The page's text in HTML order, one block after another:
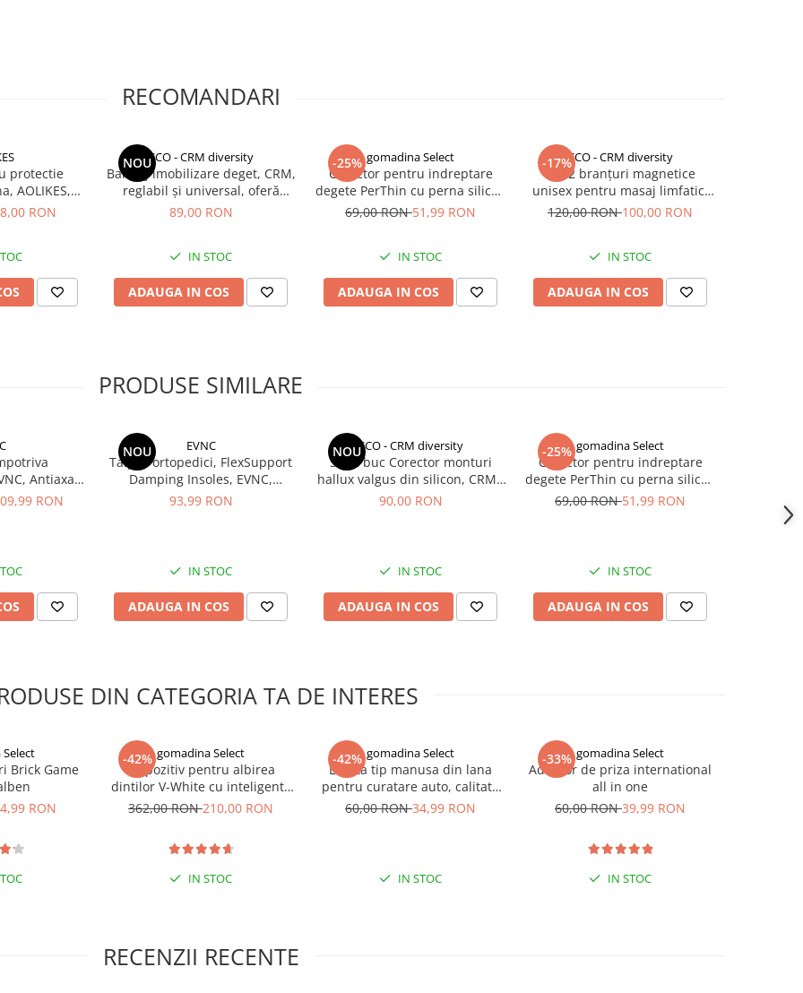
pentru a oferi suport și confort
circulației
dimensiuni datorită
și confortabil, care asigură o
de căldură ușoară,
RECOMANDARI
protectie
AOLIKES,
sportive,
RON
NOUCCO - CRM diversity
Bandaj imobilizare deget, CRM,
reglabil și universal, oferă
protecție și suport, albastru
89,00 RON
IN STOC
ADAUGA IN COS
-25% gomadina Select
Corector pentru indreptare
degete PerThin cu perna silicon
si bandaj elastic
69,00 RON51,99 RON
IN STOC
ADAUGA IN COS
-17%CCO - CRM diversity
Set 2 branțuri magnetice
unisex pentru masaj limfatic,
CRM, mărimi 35/40, confort și
120,00 RON100,00 RON
IN STOC
ADAUGA IN COS
PRODUSE SIMILARE
Antiaxa
eficient
RON
NOU EVNC
Talpici ortopedici, FlexSupport
Damping Insoles, EVNC,
absorbție de soc si ventilație,
93,99 RON
IN STOC
ADAUGA IN COS
NOUCCO - CRM diversity
Set 2 buc Corector monturi
hallux valgus din silicon, CRM,
separator degete picior,
90,00 RON
IN STOC
ADAUGA IN COS
-25% gomadina Select
Corector pentru indreptare
degete PerThin cu perna silicon
si bandaj elastic
69,00 RON51,99 RON
IN STOC
ADAUGA IN COS
DIN CATEGORIA TA DE INTERES
Brick Game
RON
-42% gomadina Select
Dispozitiv pentru albirea
dintilor V-White cu inteligenta
artificiala
362,00 RON210,00 RON
IN STOC
-42% gomadina Select
Laveta tip manusa din lana
pentru curatare auto, calitate
extra
60,00 RON34,99 RON
IN STOC
-33% gomadina Select
Adaptor de priza international
all in one
60,00 RON39,99 RON
IN STOC
RECENZII RECENTE